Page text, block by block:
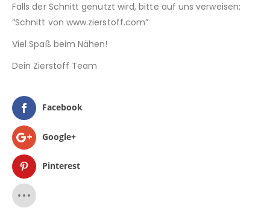
Falls der Schnitt genutzt wird, bitte auf uns verweisen:
“Schnitt von www.zierstoff.com”
Viel Spaß beim Nähen!
Dein Zierstoff Team
Facebook
Google+
Pinterest